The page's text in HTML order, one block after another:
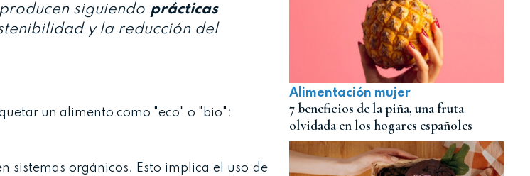
siguiendo prácticas
y la reducción del
un alimento como "eco" o "bio":
sistemas orgánicos. Esto implica el uso de
Alimentación mujer
7 beneficios de la piña, una fruta
olvidada en los hogares españoles